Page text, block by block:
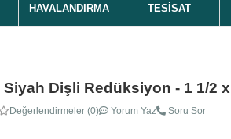
HAVALANDIRMA TESISAT
Siyah Dişli Redüksiyon - 1 1/2
Değerlendirmeler (0) Yorum Yaz Soru Sor